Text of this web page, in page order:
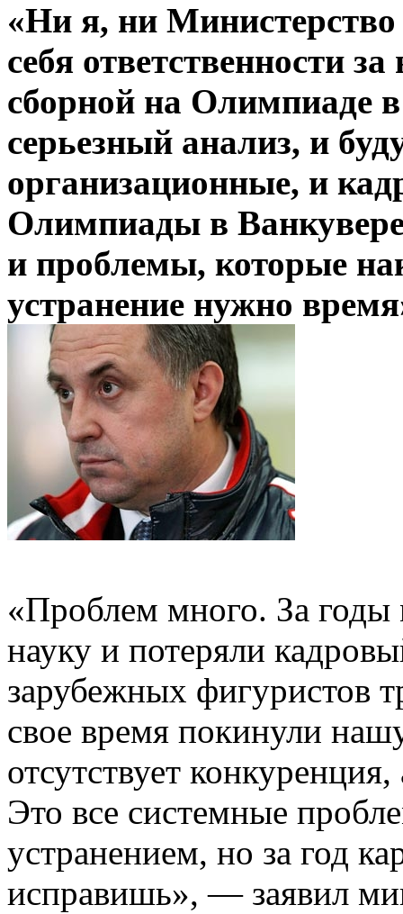
«Ни я, ни
себя ответственности
сборной на Олимпиаде
серьезный анализ, и
организационные, и
Олимпиады в
и проблемы, которые
устранение нужно
«Проблем много. За
науку и потеряли
зарубежных фигуристов
свое время покинули
отсутствует
Это все системные
устранением, но за год
исправишь», — заявил